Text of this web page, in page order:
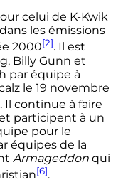
celui de K-Kwik
les émissions
2000[2]. Il est
Billy Gunn et
par équipe à
le 19 novembre
. Il continue à faire
participent à un
pour le
équipes de la
Armageddonqui
[6].